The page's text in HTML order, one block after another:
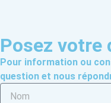
Posez votre
Pour information ou
question et nous